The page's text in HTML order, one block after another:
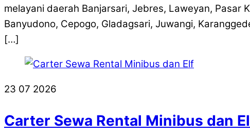
melayani daerah Banjarsari, Jebres, Laweyan, Pasar
Banyudono, Cepogo, Gladagsari, Juwangi,
[…]
23 07 2026
Carter Sewa Rental Minibus dan